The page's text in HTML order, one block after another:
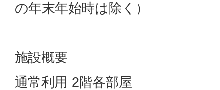
の年末年始時は除く）
施設概要
通常利用 2階各部屋